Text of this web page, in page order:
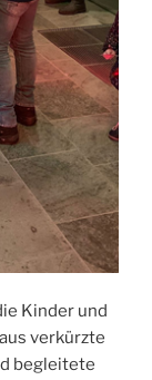
Kinder und
verkürzte
begleitete